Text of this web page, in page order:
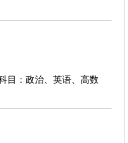
目：政治、英语、高数